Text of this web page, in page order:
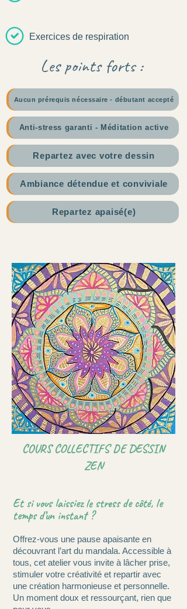
Exercices de respiration
Les points forts :
Aucun prérequis nécessaire - débutant accepté
Anti-stress garanti - Méditation active
Repartez avec votre dessin
Ambiance détendue et conviviale
Repartez apaisé(e)
COURS COLLECTIFS DE DESSIN
ZEN
Et si vous laissiez le stress de côté, le
temps d’un instant ?
Offrez-vous une pause apaisante en
découvrant l’art du mandala. Accessible à
tous, cet atelier vous invite à lâcher prise,
stimuler votre créativité et repartir avec
une création harmonieuse et personnelle.
Un moment doux et ressourçant, rien que